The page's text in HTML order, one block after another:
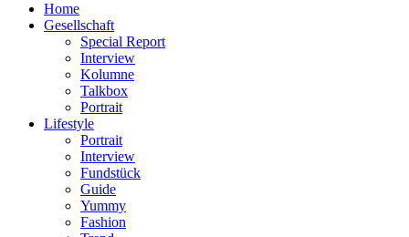
Home
Gesellschaft
Special Report
Interview
Kolumne
Talkbox
Portrait
Lifestyle
Portrait
Interview
Fundstück
Guide
Yummy
Fashion